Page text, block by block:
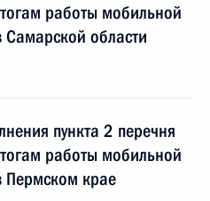
работы мобильной
области
пункта 2 перечня
работы мобильной
Пермском крае